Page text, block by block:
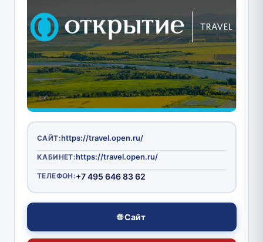
САЙТ:https://travel.open.ru/
КАБИНЕТ:https://travel.open.ru/
ТЕЛЕФОН:+7 495 646 83 62
🌐 Сайт